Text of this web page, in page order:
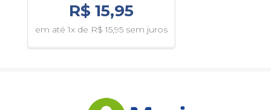
R$ 15,95
em até 1x de R$ 15,95 sem juros